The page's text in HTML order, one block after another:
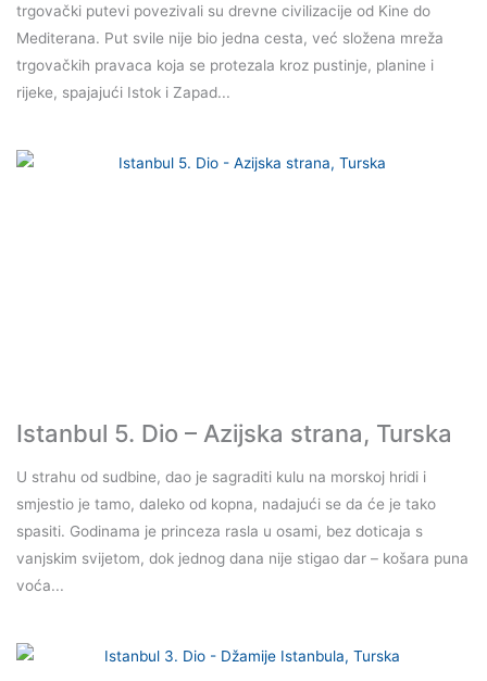
trgovački putevi povezivali su drevne civilizacije od Kine do
Mediterana. Put svile nije bio jedna cesta, već složena mreža
trgovačkih pravaca koja se protezala kroz pustinje, planine i
rijeke, spajajući Istok i Zapad...
Istanbul 5. Dio – Azijska strana, Turska
U strahu od sudbine, dao je sagraditi kulu na morskoj hridi i
smjestio je tamo, daleko od kopna, nadajući se da će je tako
spasiti. Godinama je princeza rasla u osami, bez doticaja s
vanjskim svijetom, dok jednog dana nije stigao dar – košara puna
voća...